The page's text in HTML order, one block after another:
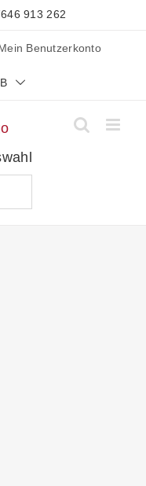
913 262
Benutzerkonto